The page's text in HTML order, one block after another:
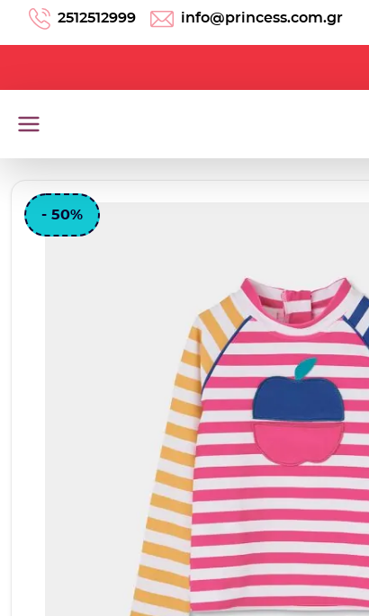
Μετάβαση στο περιεχόμενο
2512512999 info@princess.com.gr
- 50%